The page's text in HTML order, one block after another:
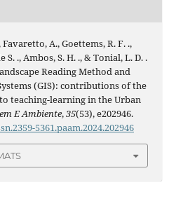
A., Goettems, R. F. .,
S. ., Ambos, S. H. ., & Tonial, L. D. .
Reading Method and
(GIS): contributions of the
teaching-learning in the Urban
E Ambiente,35(53), e202946.
5361.paam.2024.202946